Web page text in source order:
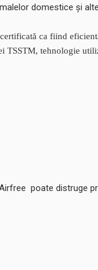
domestice și
ca fiind
tehnologie
poate distruge